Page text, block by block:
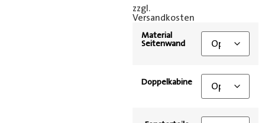
zzgl.
Versandkosten
Material
Seitenwand
Doppelkabine